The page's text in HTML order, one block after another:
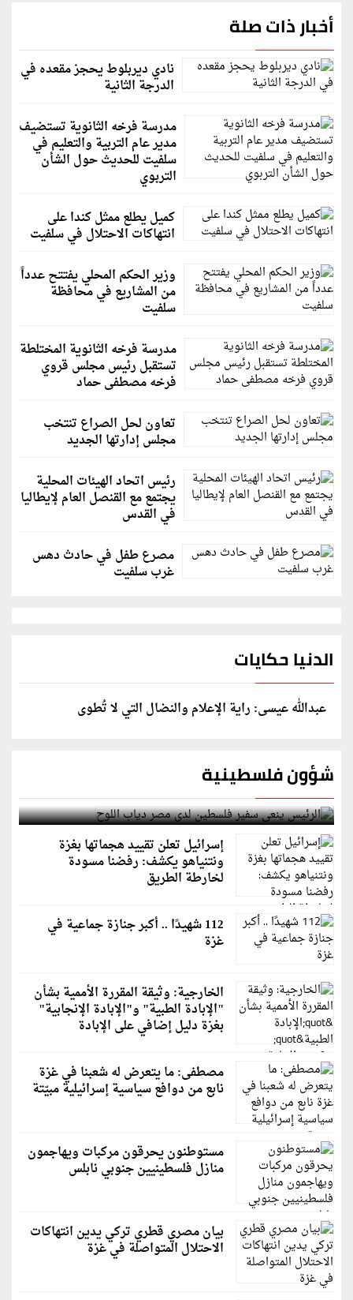
أخبار ذات صلة
نادي ديربلوط يحجز مقعده في
الدرجة الثانية
مدرسة فرخه الثانوية تستضيف
مدير عام التربية والتعليم في
سلفيت للحديث حول الشأن
التربوي
كميل يطلع ممثل كندا على
انتهاكات الاحتلال في سلفيت
وزير الحكم المحلي يفتتح عدداً
من المشاريع في محافظة
سلفيت
مدرسة فرخه الثانوية المختلطة
تستقبل رئيس مجلس قروي
فرخه مصطفى حماد
تعاون لحل الصراع تنتخب
مجلس إدارتها الجديد
رئيس اتحاد الهيئات المحلية
يجتمع مع القنصل العام لإيطاليا
في القدس
مصرع طفل في حادث دهس
غرب سلفيت
الدنيا حكايات
عبدالله عيسى: راية الإعلام والنضال التي لا تُطوى
شؤون فلسطينية
الرئيس ينعى سفير فلسطين لدى مصر دياب اللوح
إسرائيل تعلن تقييد هجماتها بغزة
ونتنياهو يكشف: رفضنا مسودة
لخارطة الطريق
112 شهيدًا .. أكبر جنازة جماعية في
غزة
الخارجية: وثيقة المقررة الأممية بشأن
"الإبادة الطبية" و"الإبادة الإنجابية"
بغزة دليل إضافي على الإبادة
مصطفى: ما يتعرض له شعبنا في غزة
نابع من دوافع سياسية إسرائيلية مبيّتة
مستوطنون يحرقون مركبات ويهاجمون
منازل فلسطينيين جنوبي نابلس
بيان مصري قطري تركي يدين انتهاكات
الاحتلال المتواصلة في غزة